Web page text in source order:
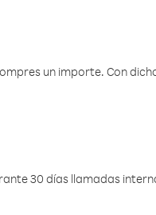
un importe. Con
30 días llamadas